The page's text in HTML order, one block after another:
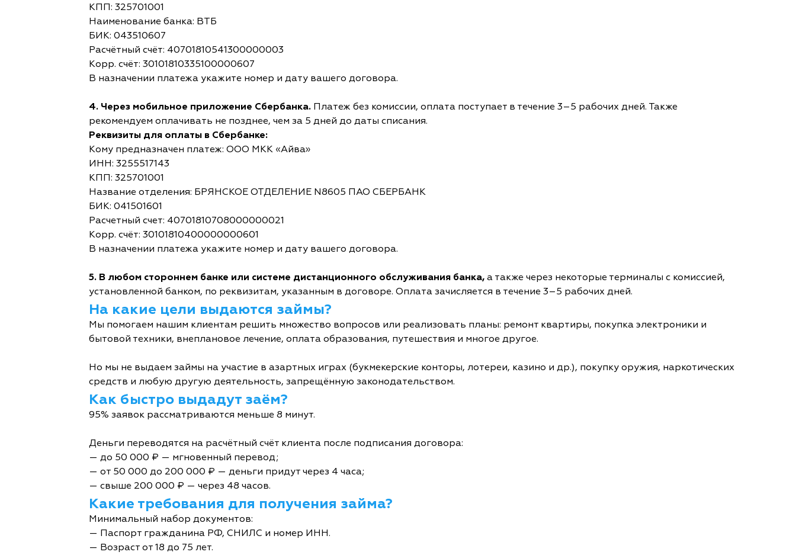
КПП: 325701001
Наименование банка: ВТБ
БИК: 043510607
Расчётный счёт: 40701810541300000003
Корр. счёт: 30101810335100000607
В назначении платежа укажите номер и дату вашего договора.
4. Через мобильное приложение Сбербанка. Платеж без комиссии, оплата поступает в течение 3–5 рабочих дней. Также
рекомендуем оплачивать не позднее, чем за 5 дней до даты списания.
Реквизиты для оплаты в Сбербанке:
Кому предназначен платеж: ООО МКК «Айва»
ИНН: 3255517143
КПП: 325701001
Название отделения: БРЯНСКОЕ ОТДЕЛЕНИЕ N8605 ПАО СБЕРБАНК
БИК: 041501601
Расчетный счет: 40701810708000000021
Корр. счёт: 30101810400000000601
В назначении платежа укажите номер и дату вашего договора.
5. В любом стороннем банке или системе дистанционного обслуживания банка, а также через некоторые терминалы с комиссией,
установленной банком, по реквизитам, указанным в договоре. Оплата зачисляется в течение 3–5 рабочих дней.
На какие цели выдаются займы?
Мы помогаем нашим клиентам решить множество вопросов или реализовать планы: ремонт квартиры, покупка электроники и
бытовой техники, внеплановое лечение, оплата образования, путешествия и многое другое.
Но мы не выдаем займы на участие в азартных играх (букмекерские конторы, лотереи, казино и др.), покупку оружия, наркотических
средств и любую другую деятельность, запрещённую законодательством.
Как быстро выдадут заём?
95% заявок рассматриваются меньше 8 минут.
Деньги переводятся на расчётный счёт клиента после подписания договора:
— до 50 000 ₽ — мгновенный перевод;
— от 50 000 до 200 000 ₽ — деньги придут через 4 часа;
— свыше 200 000 ₽ — через 48 часов.
Какие требования для получения займа?
Минимальный набор документов:
— Паспорт гражданина РФ, СНИЛС и номер ИНН.
— Возраст от 18 до 75 лет.